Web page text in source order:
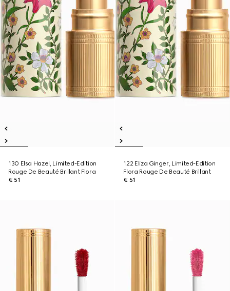
130 Elsa Hazel, Limited-Edition
Rouge De Beauté Brillant Flora
€ 51
122 Eliza Ginger, Limited-Edition
Flora Rouge De Beauté Brillant
€ 51